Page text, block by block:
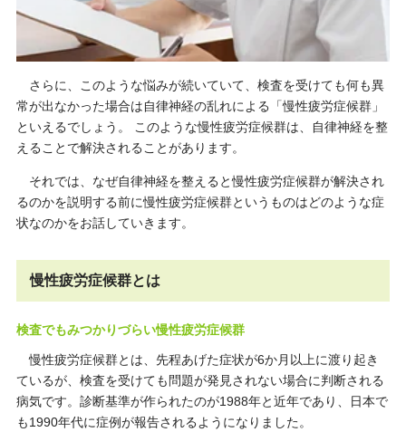
さらに、このような悩みが続いていて、検査を受けても何も異
常が出なかった場合は自律神経の乱れによる「慢性疲労症候群」
といえるでしょう。 このような慢性疲労症候群は、自律神経を整
えることで解決されることがあります。
それでは、なぜ自律神経を整えると慢性疲労症候群が解決され
るのかを説明する前に慢性疲労症候群というものはどのような症
状なのかをお話していきます。
慢性疲労症候群とは
検査でもみつかりづらい慢性疲労症候群
慢性疲労症候群とは、先程あげた症状が6か月以上に渡り起き
ているが、検査を受けても問題が発見されない場合に判断される
病気です。診断基準が作られたのが1988年と近年であり、日本で
も1990年代に症例が報告されるようになりました。